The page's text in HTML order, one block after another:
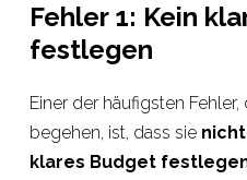
Fehler 1: Kein
festlegen
Einer der häufigsten
begehen, ist, dass sie
klares Budget